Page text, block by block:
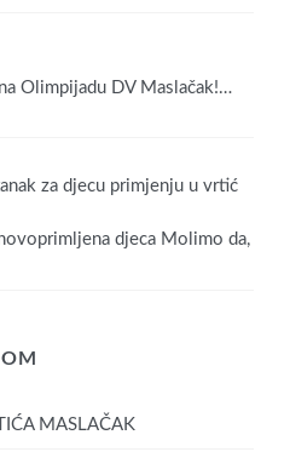
Olimpijadu DV Maslačak!…
za djecu primjenju u vrtić
djeca Molimo da,
MASLAČAK